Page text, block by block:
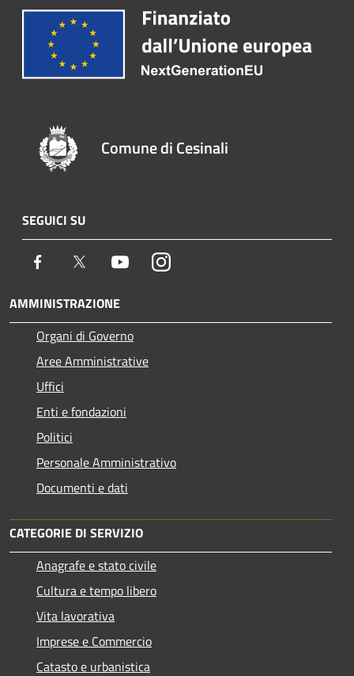
Comune di Cesinali
SEGUICI SU
Facebook Twitter YoutubeInstagram
AMMINISTRAZIONE
Organi di Governo
Aree Amministrative
Uffici
Enti e fondazioni
Politici
Personale Amministrativo
Documenti e dati
CATEGORIE DI SERVIZIO
Anagrafe e stato civile
Cultura e tempo libero
Vita lavorativa
Imprese e Commercio
Catasto e urbanistica